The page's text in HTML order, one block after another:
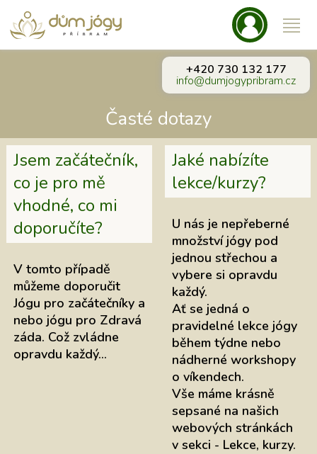
+420 730 132 177
info@dumjogypribram.cz
Časté dotazy
Jsem začátečník,
co je pro mě
vhodné, co mi
doporučíte?
V tomto případě
můžeme doporučit
Jógu pro začátečníky a
nebo jógu pro Zdravá
záda. Což zvládne
opravdu každý…
Jaké nabízíte
lekce/kurzy?
U nás je nepřeberné
množství jógy pod
jednou střechou a
vybere si opravdu
každý.
Ať se jedná o
pravidelné lekce jógy
během týdne nebo
nádherné workshopy
o víkendech.
Vše máme krásně
sepsané na našich
webových stránkách
v sekci - Lekce, kurzy.